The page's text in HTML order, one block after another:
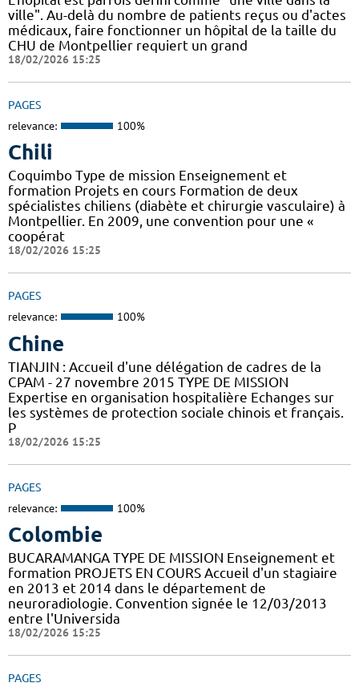
ville". Au-delà du nombre de patients reçus ou d'actes
médicaux, faire fonctionner un hôpital de la taille du
CHU de Montpellier requiert un grand
18/02/2026 15:25
PAGES
relevance: 100%
Chili
Coquimbo Type de mission Enseignement et
formation Projets en cours Formation de deux
spécialistes chiliens (diabète et chirurgie vasculaire) à
Montpellier. En 2009, une convention pour une «
coopérat
18/02/2026 15:25
PAGES
relevance: 100%
Chine
TIANJIN : Accueil d'une délégation de cadres de la
CPAM - 27 novembre 2015 TYPE DE MISSION
Expertise en organisation hospitalière Echanges sur
les systèmes de protection sociale chinois et français.
P
18/02/2026 15:25
PAGES
relevance: 100%
Colombie
BUCARAMANGA TYPE DE MISSION Enseignement et
formation PROJETS EN COURS Accueil d'un stagiaire
en 2013 et 2014 dans le département de
neuroradiologie. Convention signée le 12/03/2013
entre l'Universida
18/02/2026 15:25
PAGES